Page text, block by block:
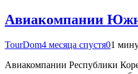
Авиакомпании
TourDom4 месяца спустя01
Авиакомпании Республики